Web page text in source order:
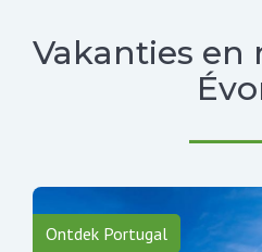
Vakanties en
Ontdek Portugal